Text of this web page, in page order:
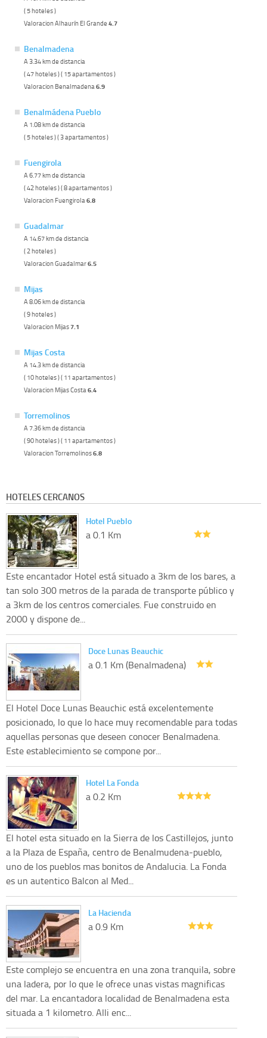
( 5 hoteles )
Valoracion Alhaurín El Grande 4.7
Benalmadena
A 3.34 km de distancia
( 47 hoteles ) ( 15 apartamentos )
Valoracion Benalmadena6.9
Benalmádena Pueblo
A 1.08 km de distancia
( 5 hoteles ) ( 3 apartamentos )
Fuengirola
A 6.77 km de distancia
( 42 hoteles ) ( 8 apartamentos )
Valoracion Fuengirola6.8
Guadalmar
A 14.67 km de distancia
( 2 hoteles )
Valoracion Guadalmar6.5
Mijas
A 8.06 km de distancia
( 9 hoteles )
Valoracion Mijas7.1
Mijas Costa
A 14.3 km de distancia
( 10 hoteles ) ( 11 apartamentos )
Valoracion Mijas Costa6.4
Torremolinos
A 7.36 km de distancia
( 90 hoteles ) ( 11 apartamentos )
Valoracion Torremolinos6.8
HOTELES CERCANOS
Hotel Pueblo
a 0.1 Km
Este encantador Hotel está situado a 3km de los bares, a
tan solo 300 metros de la parada de transporte público y
a 3km de los centros comerciales. Fue construido en
2000 y dispone de...
Doce Lunas Beauchic
a 0.1 Km (Benalmadena)
El Hotel Doce Lunas Beauchic está excelentemente
posicionado, lo que lo hace muy recomendable para todas
aquellas personas que deseen conocer Benalmadena.
Este establecimiento se compone por...
Hotel La Fonda
a 0.2 Km
El hotel esta situado en la Sierra de los Castillejos, junto
a la Plaza de España, centro de Benalmudena-pueblo,
uno de los pueblos mas bonitos de Andalucia. La Fonda
es un autentico Balcon al Med...
La Hacienda
a 0.9 Km
Este complejo se encuentra en una zona tranquila, sobre
una ladera, por lo que le ofrece unas vistas magnificas
del mar. La encantadora localidad de Benalmadena esta
situada a 1 kilometro. Alli enc...